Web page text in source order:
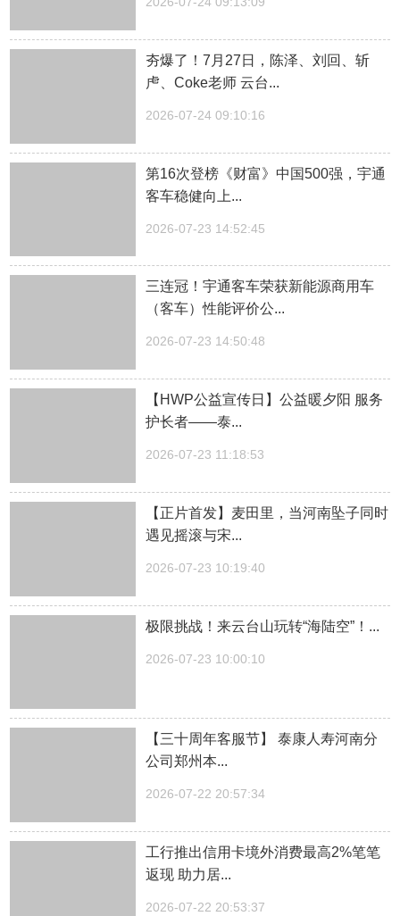
夯爆了！7月27日，陈泽、刘回、斩
虍、Coke老师 云台...
2026-07-24 09:10:16
第16次登榜《财富》中国500强，宇通
客车稳健向上...
2026-07-23 14:52:45
三连冠！宇通客车荣获新能源商用车
（客车）性能评价公...
2026-07-23 14:50:48
【HWP公益宣传日】公益暖夕阳 服务
护长者——泰...
2026-07-23 11:18:53
【正片首发】麦田里，当河南坠子同时
遇见摇滚与宋...
2026-07-23 10:19:40
极限挑战！来云台山玩转“海陆空”！...
2026-07-23 10:00:10
【三十周年客服节】 泰康人寿河南分
公司郑州本...
2026-07-22 20:57:34
工行推出信用卡境外消费最高2%笔笔
返现 助力居...
2026-07-22 20:53:37